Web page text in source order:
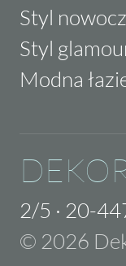
Styl
Styl
Modna
2/5 · 20-
© 2026